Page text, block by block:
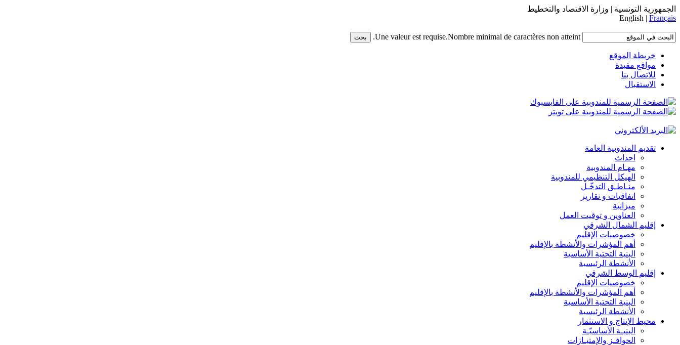
الجمهورية التونسية | وزارة الاقتصاد والتخطيط
English | Français
Une valeur est requise.Nombre minimal de caractères non atteint.
خريطة الموقع
مواقع مفيدة
للاتصال بنا
الاستقبال
تقديم المندوبية العامة
احداث
مهـام المندوبية
الهيكل التنظيمي للمندوبية
منـاطـق التدخّـل
اتفاقيات و تقارير
ميزانية
العناوين و توقيت العمل
إقليم الشمال الشرقي
خصوصيات الإقليم
أهم المؤشرات والأنشطة بالإقليم
البنية التحتية الأساسية
الأنشطة الرئيسية
إقليم الوسط الشرقي
خصوصيات الإقليم
أهم المؤشرات والأنشطة بالإقليم
البنية التحتية الأساسية
الأنشطة الرئيسية
محيط الإنتاج و الاستثمار
البنيـة الأساسيّـة
الحوافـز والإمتيـازات